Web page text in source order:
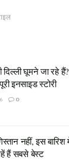
घूमने जा रहे
इनसाइड स्टोरी
0
नहीं, इस
हैं सबसे बेस्ट